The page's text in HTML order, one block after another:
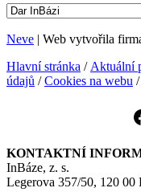
Neve | Web vytvořila
Hlavní stránka / Aktuální
údajů /Cookies na webu /
KONTAKTNÍ
InBáze, z. s.
Legerova 357/50, 120 00